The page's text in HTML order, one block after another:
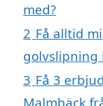
med?
2 Få alltid
golvslipning
3 Få 3
Malmbäck